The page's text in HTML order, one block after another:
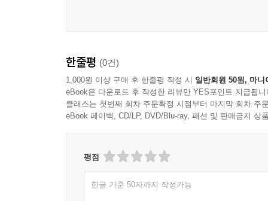
한줄평 (0건)
1,000원 이상 구매 후 한줄평 작성 시 일반회원 50원, 마니
eBook은 다운로드 후 작성한 리뷰만 YES포인트 지급됩니
클래스는 첫번째 회차 주문확정 시점부터 마지막 회차 주
eBook 페이백, CD/LP, DVD/Blu-ray, 패션 및 판매금지 상
평점
한글 기준 50자까지 작성가능